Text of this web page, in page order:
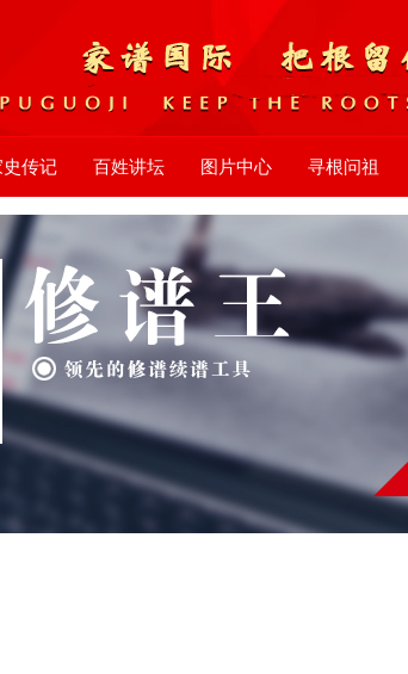
史传记 百姓讲坛 图片中心 寻根问祖